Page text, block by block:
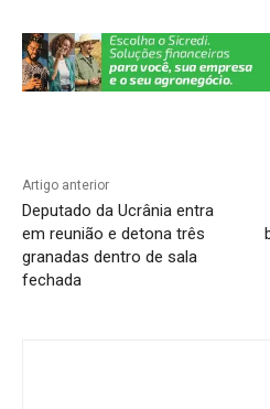
k
Artigo anterior
Deputado da Ucrânia entra
em reunião e detona três
granadas dentro de sala
fechada